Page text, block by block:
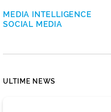
MEDIA INTELLIGENCE
SOCIAL MEDIA
ULTIME NEWS